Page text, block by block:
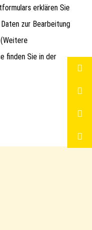
erklären Sie
zur Bearbeitung
finden Sie in der